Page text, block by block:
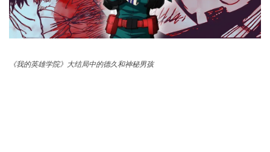
《我的英雄学院》大结局中的德久和神秘男孩